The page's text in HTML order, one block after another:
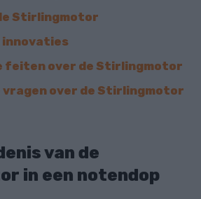
Stirlingmotor
innovaties
feiten over de Stirlingmotor
vragen over de Stirlingmotor
van de
in een notendop